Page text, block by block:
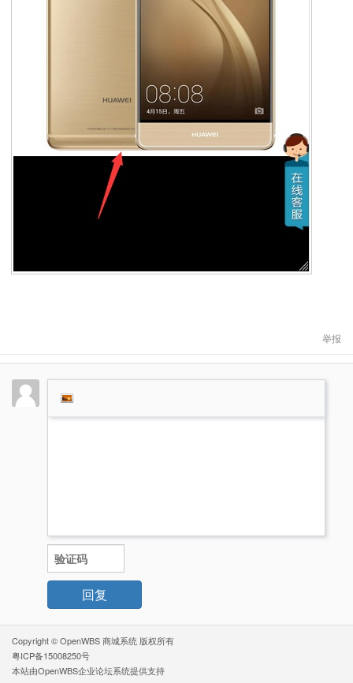
举报
回复
Copyright ©OpenWBS 商城系统 版权所有
粤ICP备15008250号
本站由OpenWBS企业论坛系统提供支持